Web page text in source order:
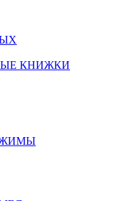
КНИЖКИ